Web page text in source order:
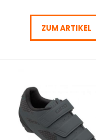
ZUM ARTIKEL